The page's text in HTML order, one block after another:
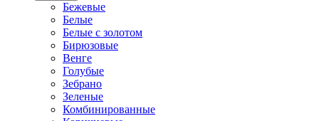
Бежевые
Белые
Белые с золотом
Бирюзовые
Венге
Голубые
Зебрано
Зеленые
Комбинированные